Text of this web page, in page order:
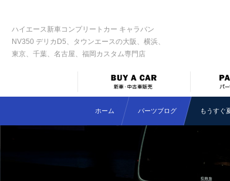
ハイエース新車コンプリートカー キャラバン
NV350 デリカD5、タウンエースの大阪、横浜、
東京、千葉、名古屋、福岡カスタム専門店
ホーム パーツブログ もうすぐ